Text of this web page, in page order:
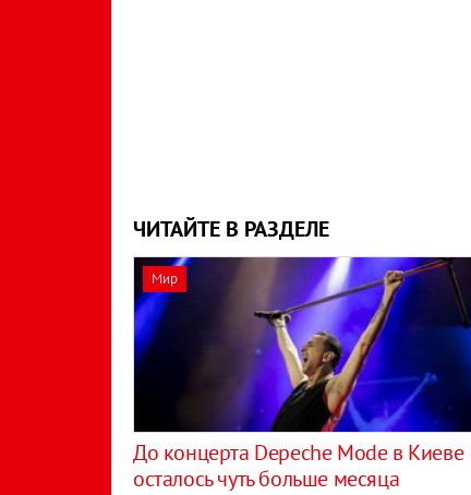
ЧИТАЙТЕ В РАЗДЕЛЕ
Мир
До концерта Depeche Mode в Киеве
осталось чуть больше месяца